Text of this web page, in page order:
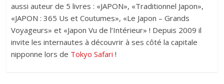
aussi auteur de 5 livres : «JAPON», «Traditionnel Japon»,
«JAPON : 365 Us et Coutumes», «Le Japon – Grands
Voyageurs» et «Japon Vu de l’Intérieur» ! Depuis 2009 il
invite les internautes à découvrir à ses côté la capitale
nipponne lors de Tokyo Safari !